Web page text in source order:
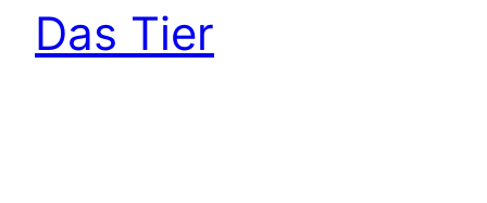
Das Tier